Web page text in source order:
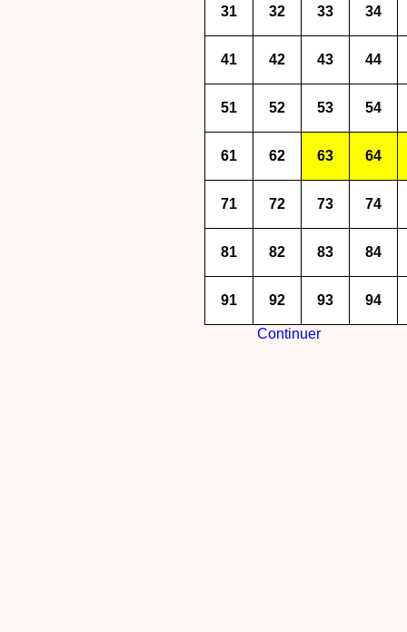
31 32 33 34
41 42 43 44
51 52 53 54
61 62 63 64
71 72 73 74
81 82 83 84
91 92 93 94
Continuer